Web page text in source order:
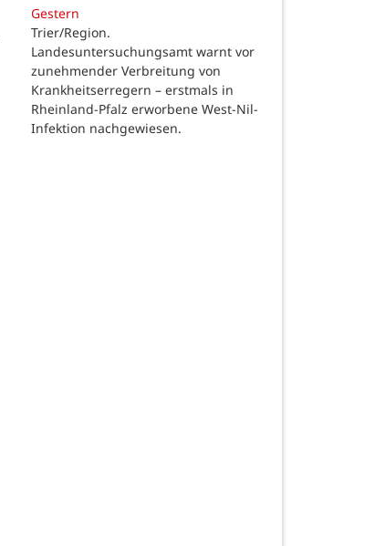
Gestern
Trier/Region.
Landesuntersuchungsamt warnt vor
zunehmender Verbreitung von
Krankheitserregern – erstmals in
Rheinland-Pfalz erworbene West-Nil-
Infektion nachgewiesen.